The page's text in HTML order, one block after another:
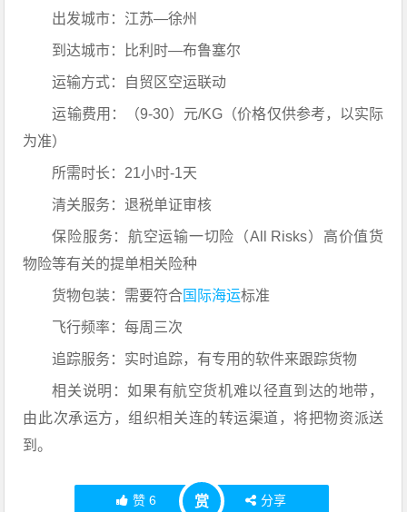
出发城市：江苏—徐州
到达城市：比利时—布鲁塞尔
运输方式：自贸区空运联动
运输费用：（9-30）元/KG（价格仅供参考，以实际
为准）
所需时长：21小时-1天
清关服务：退税单证审核
保险服务：航空运输一切险（All Risks）高价值货
物险等有关的提单相关险种
货物包装：需要符合国际海运标准
飞行频率：每周三次
追踪服务：实时追踪，有专用的软件来跟踪货物
相关说明：如果有航空货机难以径直到达的地带，
由此次承运方，组织相关连的转运渠道，将把物资派送
到。
赞 6 赏 分享